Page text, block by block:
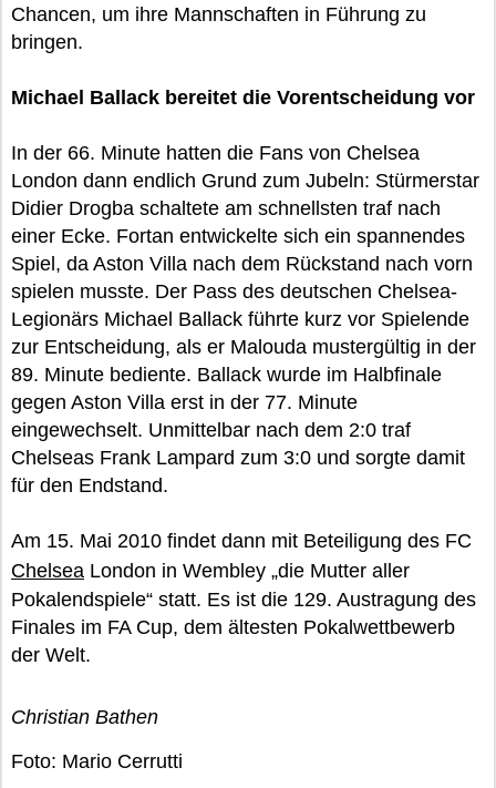
Chancen, um ihre Mannschaften in Führung zu
bringen.
Michael Ballack bereitet die Vorentscheidung vor
In der 66. Minute hatten die Fans von Chelsea
London dann endlich Grund zum Jubeln: Stürmerstar
Didier Drogba schaltete am schnellsten traf nach
einer Ecke. Fortan entwickelte sich ein spannendes
Spiel, da Aston Villa nach dem Rückstand nach vorn
spielen musste. Der Pass des deutschen Chelsea-
Legionärs Michael Ballack führte kurz vor Spielende
zur Entscheidung, als er Malouda mustergültig in der
89. Minute bediente. Ballack wurde im Halbfinale
gegen Aston Villa erst in der 77. Minute
eingewechselt. Unmittelbar nach dem 2:0 traf
Chelseas Frank Lampard zum 3:0 und sorgte damit
für den Endstand.
Am 15. Mai 2010 findet dann mit Beteiligung des FC
Chelsea London in Wembley „die Mutter aller
Pokalendspiele“ statt. Es ist die 129. Austragung des
Finales im FA Cup, dem ältesten Pokalwettbewerb
der Welt.
Christian Bathen
Foto: Mario Cerrutti